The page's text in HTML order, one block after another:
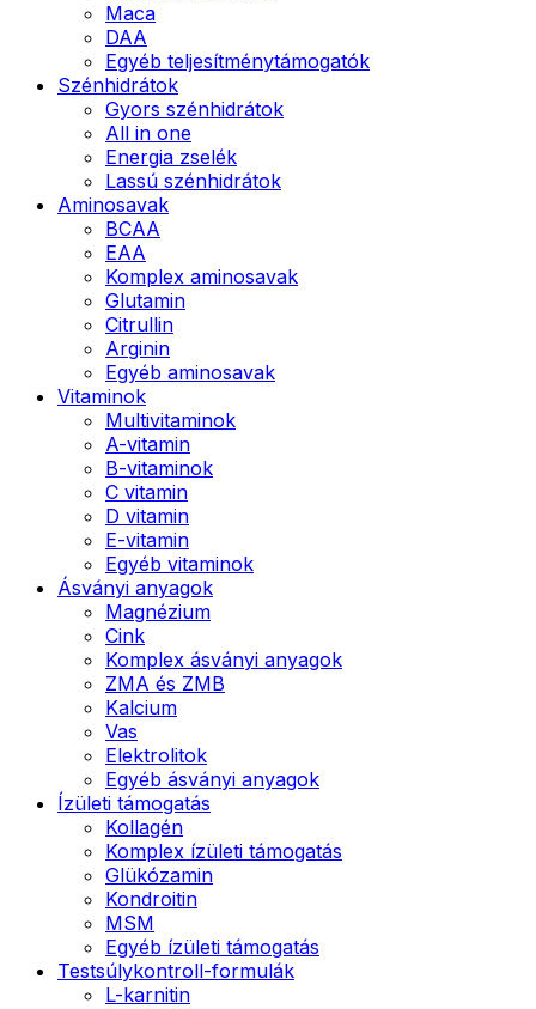
Maca
DAA
Egyéb teljesítménytámogatók
Szénhidrátok
Gyors szénhidrátok
All in one
Energia zselék
Lassú szénhidrátok
Aminosavak
BCAA
EAA
Komplex aminosavak
Glutamin
Citrullin
Arginin
Egyéb aminosavak
Vitaminok
Multivitaminok
A-vitamin
B-vitaminok
C vitamin
D vitamin
E-vitamin
Egyéb vitaminok
Ásványi anyagok
Magnézium
Cink
Komplex ásványi anyagok
ZMA és ZMB
Kalcium
Vas
Elektrolitok
Egyéb ásványi anyagok
Ízületi támogatás
Kollagén
Komplex ízületi támogatás
Glükózamin
Kondroitin
MSM
Egyéb ízületi támogatás
Testsúlykontroll-formulák
L-karnitin